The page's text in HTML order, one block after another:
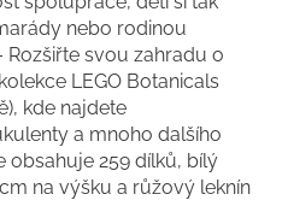
nebo rodinou
Rozšiřte svou zahradu o
LEGO Botanicals
kde najdete
a mnoho dalšího
obsahuje 259 dílků, bílý
na výšku a růžový leknín